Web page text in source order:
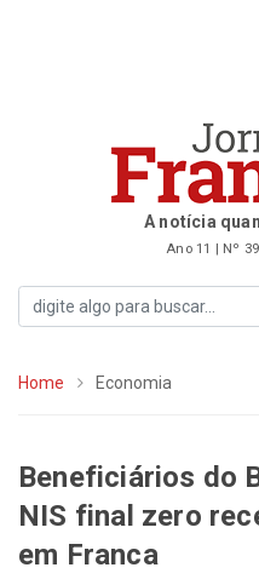
A notícia
Ano 11 | Nº
Home Economia
Beneficiários do
NIS final zero
em Franca